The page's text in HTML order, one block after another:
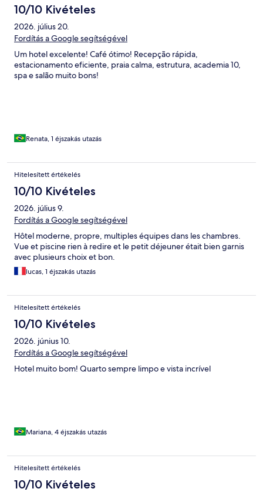
10/10 Kivételes
2026. július 20.
Fordítás a Google segítségével
Um hotel excelente! Café ótimo! Recepção rápida,
estacionamento eficiente, praia calma, estrutura, academia 10,
spa e salão muito bons!
Renata, 1 éjszakás utazás
Hitelesített értékelés
10/10 Kivételes
2026. július 9.
Fordítás a Google segítségével
Hôtel moderne, propre, multiples équipes dans les chambres.
Vue et piscine rien à redire et le petit déjeuner était bien garnis
avec plusieurs choix et bon.
lucas, 1 éjszakás utazás
Hitelesített értékelés
10/10 Kivételes
2026. június 10.
Fordítás a Google segítségével
Hotel muito bom! Quarto sempre limpo e vista incrível
Mariana, 4 éjszakás utazás
Hitelesített értékelés
10/10 Kivételes